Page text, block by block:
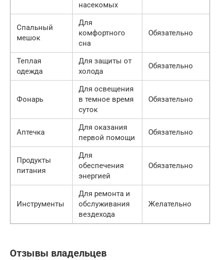
насекомых
Спальный
мешок
Для
комфортного
сна
Обязательно
Теплая
одежда
Для защиты от
холода
Обязательно
Фонарь
Для освещения
в темное время
суток
Обязательно
Аптечка
Для оказания
первой помощи
Обязательно
Продукты
питания
Для
обеспечения
энергией
Обязательно
Инструменты
Для ремонта и
обслуживания
вездехода
Желательно
Отзывы владельцев